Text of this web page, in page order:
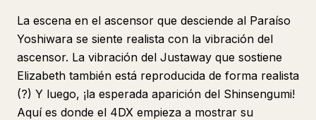
La escena en el ascensor que desciende al Paraíso
Yoshiwara se siente realista con la vibración del
ascensor. La vibración del Justaway que sostiene
Elizabeth también está reproducida de forma realista
(?) Y luego, ¡la esperada aparición del Shinsengumi!
Aquí es donde el 4DX empieza a mostrar su